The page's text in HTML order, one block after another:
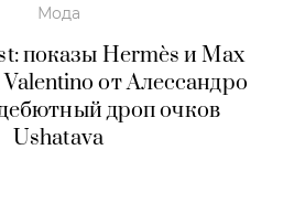
Мода
показы Hermès и Max
от Алессандро
дроп очков
Ushatava